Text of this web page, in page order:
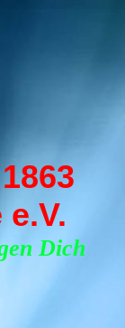
Dich